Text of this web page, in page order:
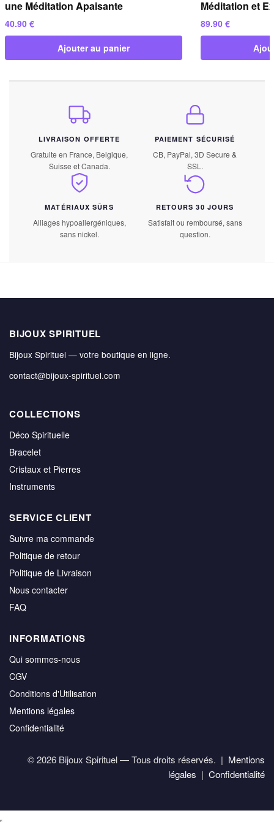
une Méditation Apaisante
40.90 €
Ajouter au panier
Méditation et
89.90 €
LIVRAISON OFFERTE
Gratuite en France, Belgique,
Suisse et Canada.
PAIEMENT SÉCURISÉ
CB, PayPal, 3D Secure &
SSL.
MATÉRIAUX SÛRS
Alliages hypoallergéniques,
sans nickel.
RETOURS 30 JOURS
Satisfait ou remboursé, sans
question.
BIJOUX SPIRITUEL
Bijoux Spirituel — votre boutique en ligne.
contact@bijoux-spirituel.com
COLLECTIONS
Déco Spirituelle
Bracelet
Cristaux et Pierres
Instruments
SERVICE CLIENT
Suivre ma commande
Politique de retour
Politique de Livraison
Nous contacter
FAQ
INFORMATIONS
Qui sommes-nous
CGV
Conditions d'Utilisation
Mentions légales
Confidentialité
© 2026 Bijoux Spirituel — Tous droits réservés. | Mentions
légales | Confidentialité